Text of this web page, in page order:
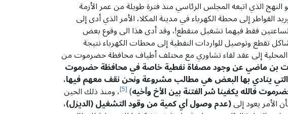
إلى مستوى غير مسبوق (الريال السعودي يساوي 500 ريال يمني)، وهو النهج الذي اتبعه المجلس الرئاسي منذ فترة طويلة من عمر الأزمة
إلى محطة الكهرباء في مدينة المكلا، الأمر الذي أدى إلى
ساعات من دون كهرباء؛ بمقابل حدود الساعتين فقط فيهما تشغيل متقطع!، وقد أدى هذا الى وقوع بعض
تقطع وتوصيل للواردات النفطية إلى محطات الكهرباء نتيجة
في تاريخ 8 أغسطس الماضي دعت السلطة المحلية إلى عقد لقاء تشاوري مع مختلف أطياف محافظة حضرموت من
بن ماضي عن وجود مصفاة نفطية خاصة في محافظة حضرموت
ينادي بها البعض هي مطالب مشروعة ونحن نقف معهم فيها،
فالله يكفينا شر الفتنة بين الأخ وأخيه)
[5] ، ومنذ ذلك الحين
يعود إلى(عدم وصول أي كمية من وقود التشغيل (الديزل)،